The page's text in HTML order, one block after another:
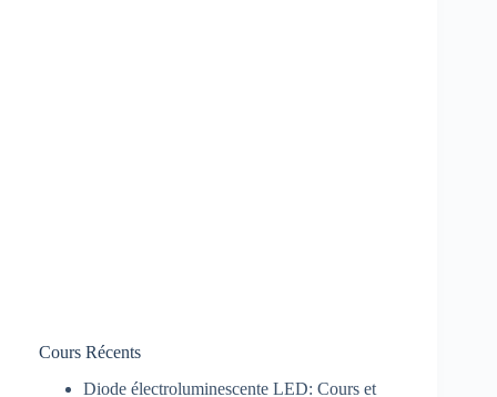
Cours Récents
Diode électroluminescente LED: Cours et